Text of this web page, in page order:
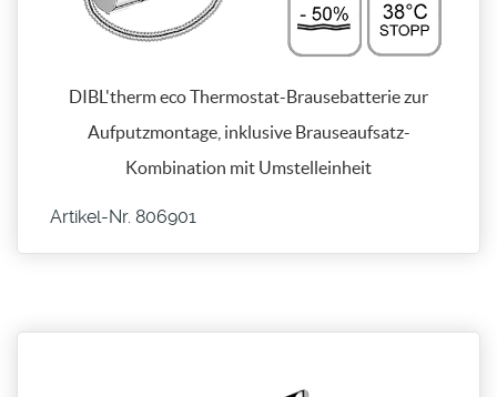
DIBL'therm eco Thermostat-Brausebatterie zur
Aufputzmontage, inklusive Brauseaufsatz-
Kombination mit Umstelleinheit
Artikel-Nr. 806901